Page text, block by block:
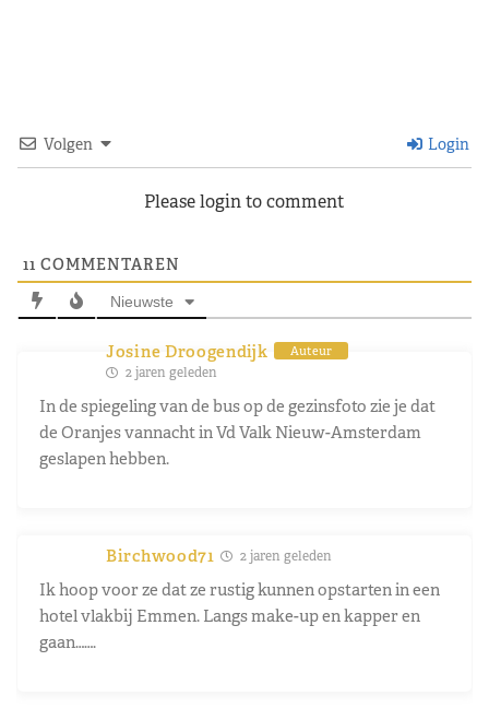
Volgen Login
Please login to comment
11 COMMENTAREN
Nieuwste
Josine Droogendijk Auteur
2 jaren geleden
In de spiegeling van de bus op de gezinsfoto zie je dat
de Oranjes vannacht in Vd Valk Nieuw-Amsterdam
geslapen hebben.
Birchwood71 2 jaren geleden
Ik hoop voor ze dat ze rustig kunnen opstarten in een
hotel vlakbij Emmen. Langs make-up en kapper en
gaan…….